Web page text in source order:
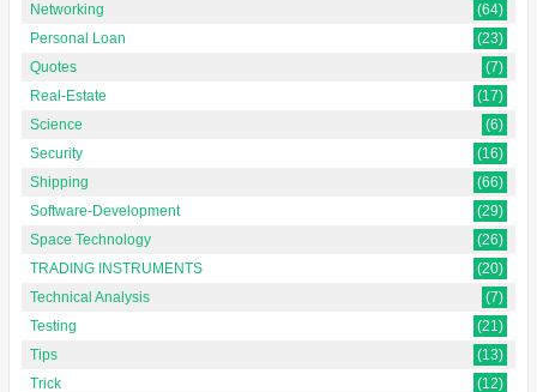
Networking
(64)
Personal Loan
(23)
Quotes
(7)
Real-Estate
(17)
Science
(6)
Security
(16)
Shipping
(66)
Software-Development
(29)
Space Technology
(26)
TRADING INSTRUMENTS
(20)
Technical Analysis
(7)
Testing
(21)
Tips
(13)
Trick
(12)